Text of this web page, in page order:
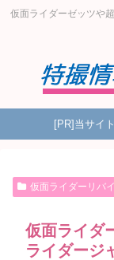
仮面ライダーゼッツや
[PR]当サイ
仮面ライダーリバ
仮面ライダ
ライダージ